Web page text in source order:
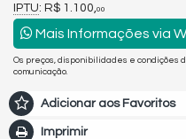
IPTU: R$ 1.100, 00
Mais Informações via
Os preços, disponibilidades e condições
comunicação.
Adicionar aos Favoritos
Imprimir